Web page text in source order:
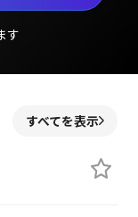
す
すべてを表示